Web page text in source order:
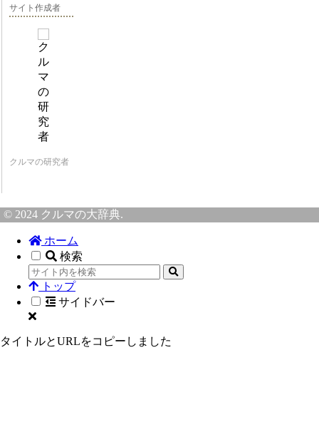
サイト作成者
クルマの研究者
© 2024 クルマの大辞典.
ホーム
検索
トップ
サイドバー
タイトルとURLをコピーしました